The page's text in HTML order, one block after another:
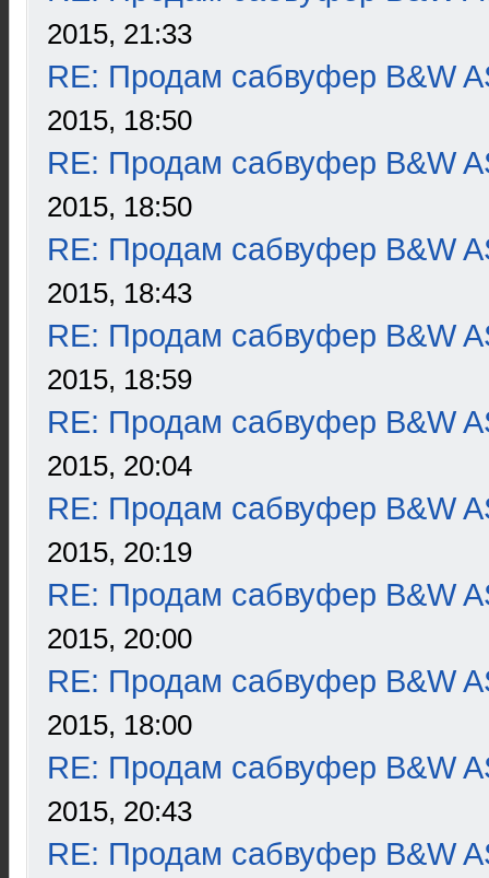
2015, 21:33
RE: Продам сабвуфер B&W
2015, 18:50
RE: Продам сабвуфер B&W
2015, 18:50
RE: Продам сабвуфер B&W
2015, 18:43
RE: Продам сабвуфер B&W
2015, 18:59
RE: Продам сабвуфер B&W
2015, 20:04
RE: Продам сабвуфер B&W
2015, 20:19
RE: Продам сабвуфер B&W
2015, 20:00
RE: Продам сабвуфер B&W
2015, 18:00
RE: Продам сабвуфер B&W
2015, 20:43
RE: Продам сабвуфер B&W